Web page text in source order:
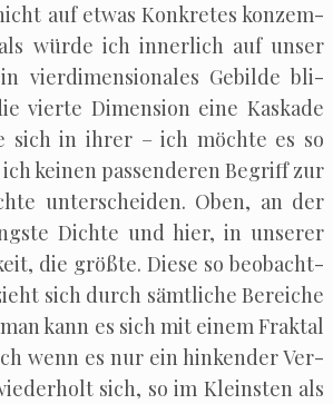
auf etwas Kon­kre­tes kon­zem­
wür­de ich inner­lich auf unser
vier­di­men­sio­na­les Gebil­de bli­
vier­te Dimen­si­on eine Kas­ka­de
sich in ihrer – ich möch­te es so
kei­nen pas­sen­de­ren Begriff zur
unter­schei­den. Oben, an der
Dich­te und hier, in unse­rer
die größ­te. Die­se so beob­acht­
sich durch sämt­li­che Berei­che
kann es sich mit einem Frak­tal
wenn es nur ein hin­ken­der Ver­
sich, so im Kleins­ten als